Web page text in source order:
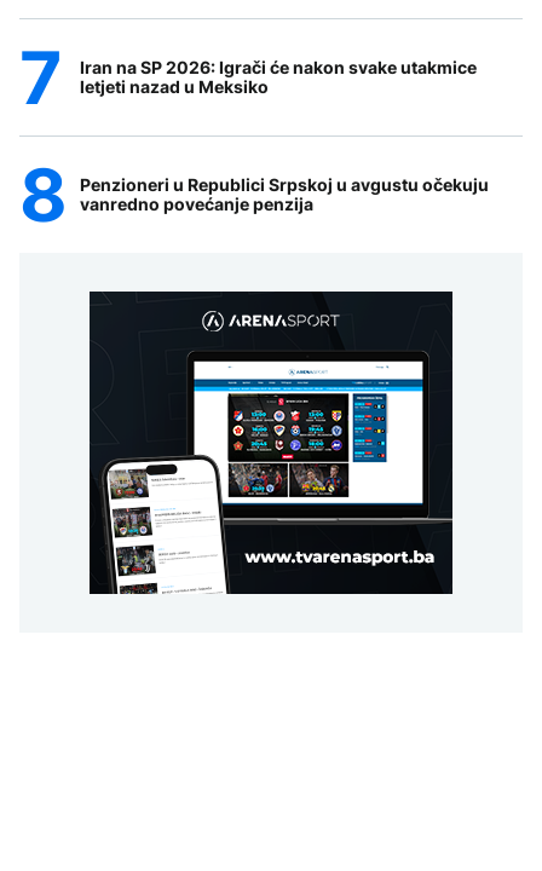
Iran na SP 2026: Igrači će nakon svake utakmice
letjeti nazad u Meksiko
Penzioneri u Republici Srpskoj u avgustu očekuju
vanredno povećanje penzija